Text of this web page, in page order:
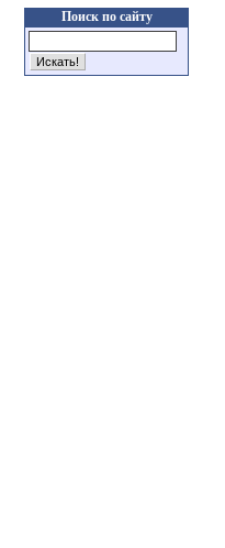
Поиск по сайту